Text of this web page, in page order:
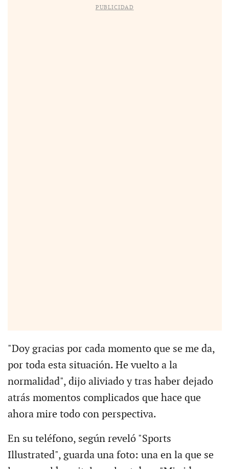
PUBLICIDAD
"Doy gracias por cada momento que se me da,
por toda esta situación. He vuelto a la
normalidad", dijo aliviado y tras haber dejado
atrás momentos complicados que hace que
ahora mire todo con perspectiva.
En su teléfono, según reveló "Sports
Illustrated", guarda una foto: una en la que se